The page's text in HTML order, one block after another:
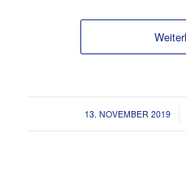
13. NOVEMBER 2019
/